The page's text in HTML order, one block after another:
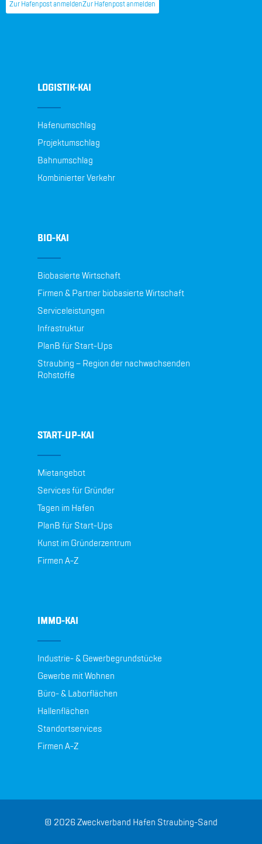
Zur Hafenpost anmeldenZur Hafenpost anmelden
LOGISTIK-KAI
Hafenumschlag
Projektumschlag
Bahnumschlag
Kombinierter Verkehr
BIO-KAI
Biobasierte Wirtschaft
Firmen & Partner biobasierte Wirtschaft
Serviceleistungen
Infrastruktur
PlanB für Start-Ups
Straubing – Region der nachwachsenden
Rohstoffe
START-UP-KAI
Mietangebot
Services für Gründer
Tagen im Hafen
PlanB für Start-Ups
Kunst im Gründerzentrum
Firmen A-Z
IMMO-KAI
Industrie- & Gewerbegrundstücke
Gewerbe mit Wohnen
Büro- & Laborflächen
Hallenflächen
Standortservices
Firmen A-Z
© 2026 Zweckverband Hafen Straubing-Sand